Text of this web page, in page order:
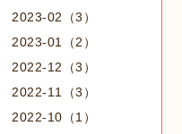
2023-02（3）
2023-01（2）
2022-12（3）
2022-11（3）
2022-10（1）